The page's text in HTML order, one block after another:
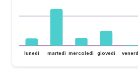
lunedì martedì mercoledì giovedì